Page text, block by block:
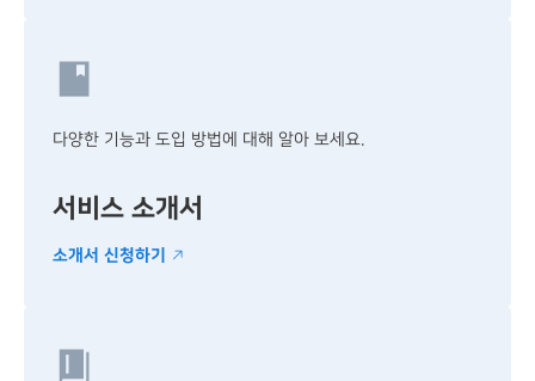
다양한 기능과 도입 방법에 대해 알아 보세요.
서비스 소개서
소개서 신청하기